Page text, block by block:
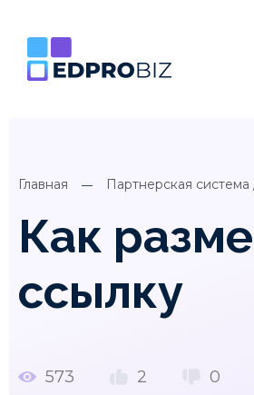
Главная Партнерская
Как
ссылку
573 2 0